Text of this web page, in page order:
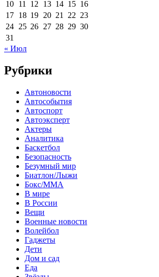
10 11 12 13 14 15 16
17 18 19 20 21 22 23
24 25 26 27 28 29 30
31
« Июл
Рубрики
Автоновости
Автособытия
Автоспорт
Автоэксперт
Актеры
Аналитика
Баскетбол
Безопасность
Безумный мир
Биатлон/Лыжи
Бокс/MMA
В мире
В России
Вещи
Военные новости
Волейбол
Гаджеты
Дети
Дом и сад
Еда